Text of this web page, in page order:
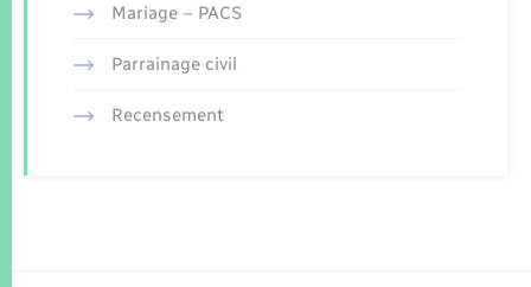
Mariage – PACS
Parrainage civil
Recensement